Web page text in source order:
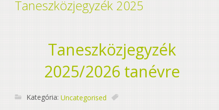
Taneszközjegyzék 2025
Taneszközjegyzék
2025/2026 tanévre
Kategória: Uncategorised